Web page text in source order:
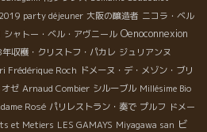
party déjeuner 大阪の醸造者 ニコラ・ベル
シャトー・ベル・アヴニール Oenoconnexion
収穫・クリストフ・パカレ ジュリアンヌ
Frédérique Roch ドメーヌ・デ・メゾン・ブリ
ゼ Arnaud Combier シルーブル Millésime Bio
Rosé パリレストラン・奏で プルフ ドメー
et Metiers LES GAMAYS Miyagawa san ビ